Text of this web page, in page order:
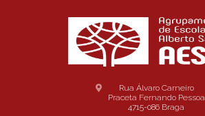
Rua Álvaro Carneiro
Praceta Fernando Pessoa
4715-086 Braga